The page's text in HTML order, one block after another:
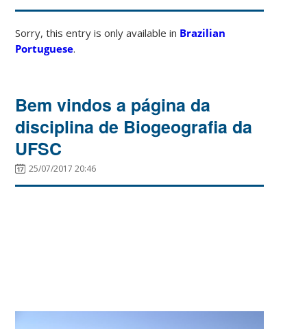
Sorry, this entry is only available in Brazilian
Portuguese.
Bem vindos a página da
disciplina de Biogeografia da
UFSC
25/07/2017 20:46